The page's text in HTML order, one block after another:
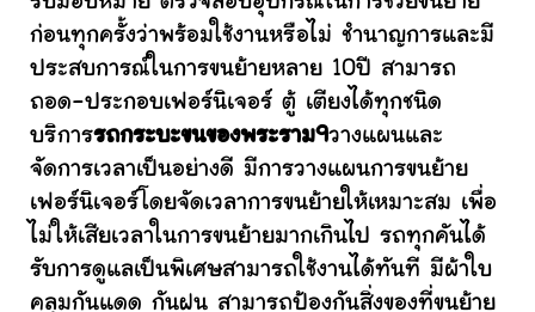
ก่อนทุกครั้งว่าพร้อมใช้งานหรือไม่ ชำนาญการและมี
ประสบการณ์ในการขนย้ายหลาย 10ปี สามารถ
ถอด-ประกอบเฟอร์นิเจอร์ ตู้ เตียงได้ทุกชนิด
บริการรถกระบะขนของพระราม9วางแผนและ
จัดการเวลาเป็นอย่างดี มีการวางแผนการขนย้าย
เฟอร์นิเจอร์โดยจัดเวลาการขนย้ายให้เหมาะสม เพื่อ
ไม่ให้เสียเวลาในการขนย้ายมากเกินไป รถทุกคันได้
รับการดูแลเป็นพิเศษสามารถใช้งานได้ทันที มีผ้าใบ
คลุมกันแดด กันฝน สามารถป้องกันสิ่งของที่ขนย้าย